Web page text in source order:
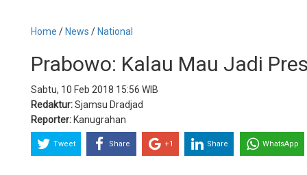
Home / News / National
Prabowo: Kalau Mau Jadi
Sabtu, 10 Feb 2018 15:56 WIB
Redaktur:Sjamsu Dradjad
Reporter: Kanugrahan
Tweet Share +1 Share WhatsApp